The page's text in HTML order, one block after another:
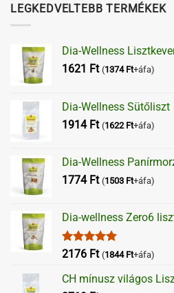
LEGKEDVELTEBB TERMÉKEK
Dia-Wellness
1621 Ft (1374 Ft+áfa)
Dia-Wellness Sütőliszt
1914 Ft (1622 Ft+áfa)
Dia-Wellness
1774 Ft (1503 Ft+áfa)
Dia-wellness Zero6
Értékelés:
2176 Ft (1844 Ft+áfa)
CH mínusz világos